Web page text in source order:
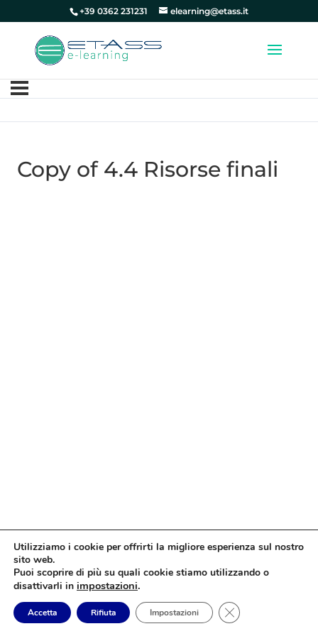
+39 0362 231231 elearning@etass.it
Copy of 4.4 Risorse finali
Utilizziamo i cookie per offrirti la migliore esperienza sul nostro
sito web.
Puoi scoprire di più su quali cookie stiamo utilizzando o
disattivarli in impostazioni.
Accetta Rifiuta Impostazioni Close GDPR